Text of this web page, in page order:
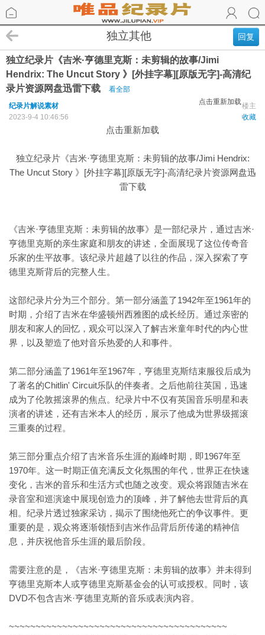
回复
独立其他
独立纪录片《吉米·亨德里克斯：未剪辑的故事/Jimi
Hendrix: The Uncut Story 》[外挂字幕][原版无字]-高清纪
录片资源网盘迅雷下载
看全部
点击重新加载楼主
纪录片解说素材
收藏
2023-9-4 10:46:56
点击重新加载
独立纪录片《吉米·亨德里克斯：未剪辑的故事/Jimi Hendrix:
The Uncut Story 》[外挂字幕][原版无字]-高清纪录片资源网盘迅
雷下载
《吉米·亨德里克斯：未剪辑的故事》是一部纪录片，通过吉米·
亨德里克斯的亲生家庭和朋友的讲述，全面展现了这位传奇音
乐家的生平故事。该纪录片超越了以往的作品，深入探索了亨
德里克斯背后的完整人生。
这部纪录片分为三个部分。第一部分涵盖了1942年至1961年的
时期，介绍了吉米在华盛顿州西雅图的成长经历。通过亲密的
朋友和家人的回忆，观众可以深入了解吉米童年时代的内心世
界，以及塑造了他对音乐热爱的人和事件。
第二部分涵盖了1961年至1967年，亨德里克斯结束服役后成为
了著名的Chitlin' Circuit乐队的伴奏者。之后他前往英国，迅速
成为了伦敦摇滚界的焦点。纪录片中不仅有英国音乐明星和表
演者的讲述，还有吉米本人的经历，展示了他成为世界级摇滚
三重奏的过程。
第三部分重点介绍了吉米音乐生涯的巅峰时期，即1967年至
1970年。这一时期正值充满反文化氛围的年代，世界正在快速
变化，吉米的音乐和生活方式也随之改变。观众将跟随吉米在
录音室和巡演途中展现创造力的顶峰，并了解他去世背后的真
相。纪录片透过独家采访，揭示了围绕他死亡的争议事件。更
重要的是，观众将逐渐领悟到吉米作品背后所传递的精神信
息，并庆祝他音乐生涯的最后阶段。
需要注意的是，《吉米·亨德里克斯：未剪辑的故事》并未得到
亨德里克斯本人或亨德里克斯基金会的认可或授权。同时，该
DVD不包含吉米·亨德里克斯的音乐或表演内容。
~~~~~~~~~~~~~~~~~~~~~~~~~~~~~~~~~~~~~~~~~